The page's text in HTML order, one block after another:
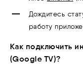
Дождитесь
работу
Как подключить
(Google TV)?